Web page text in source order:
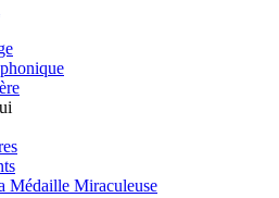
Médaille Miraculeuse